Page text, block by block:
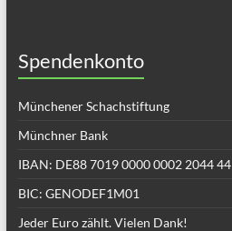
Spendenkonto
Münchener Schachstiftung
Münchner Bank
IBAN: DE88 7019 0000 0002 2044 44
BIC: GENODEF1M01
Jeder Euro zählt. Vielen Dank!